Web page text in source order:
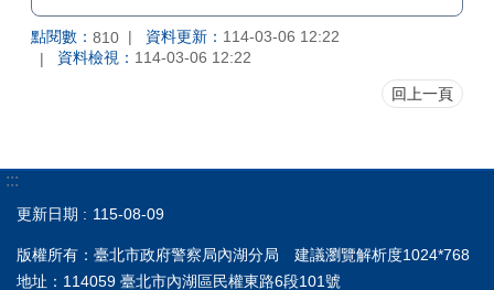
點閱數： 810 資料更新： 114-03-06 12:22
資料檢視： 114-03-06 12:22
回上一頁
:::
更新日期 115-08-09
版權所有：臺北市政府警察局內湖分局 建議瀏覽解析度1024*768
地址：114059 臺北市內湖區民權東路6段101號